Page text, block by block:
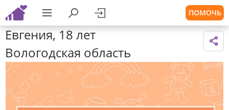
ПОМОЧЬ
Евгения, 18 лет
Вологодская область